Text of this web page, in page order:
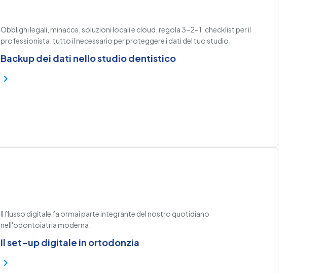
Obblighi legali, minacce, soluzioni locali e cloud, regola 3-2-1, checklist per il
professionista: tutto il necessario per proteggere i dati del tuo studio.
Backup dei dati nello studio dentistico
Il flusso digitale fa ormai parte integrante del nostro quotidiano
nell'odontoiatria moderna.
Il set-up digitale in ortodonzia